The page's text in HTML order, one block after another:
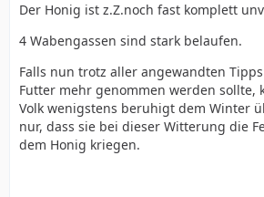
Der Honig ist z.Z.noch fast komplett
4 Wabengassen sind stark belaufen.
Falls nun trotz aller angewandten
Futter mehr genommen werden sollte,
Volk wenigstens beruhigt dem Winter
nur, dass sie bei dieser Witterung die
dem Honig kriegen.